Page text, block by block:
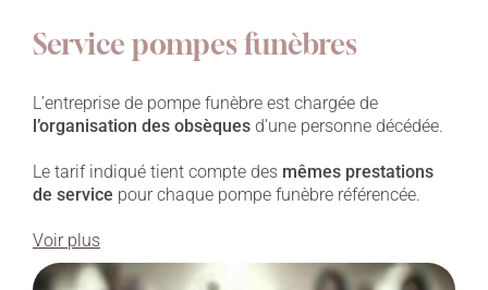
Service pompes funèbres
L’entreprise de pompe funèbre est chargée de
l’organisation des obsèques d’une personne décédée.
Le tarif indiqué tient compte des mêmes prestations
de service pour chaque pompe funèbre référencée.
Voir plus